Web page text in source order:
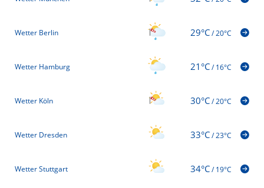
Wetter Berlin 29°C/20°C
Wetter Hamburg 21°C/16°C
Wetter Köln 30°C/20°C
Wetter Dresden 33°C/23°C
Wetter Stuttgart 34°C/19°C